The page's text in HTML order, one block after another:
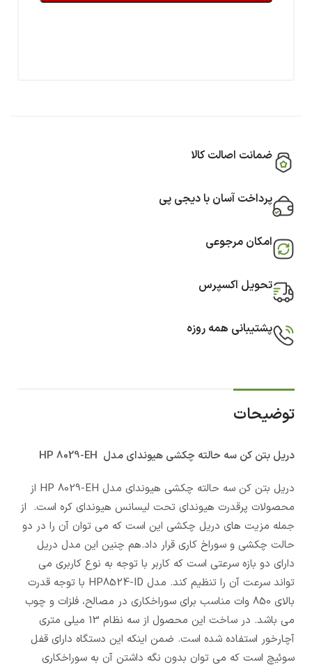
ضمانت اصالت کالا
پرداخت آسان با دیجی پی
امکان مرجوعی
تحویل اکسپرس
پشتیبانی همه روزه
توضیحات
دریل بتن کن سه حالته چکشی هیوندای مدل HP 8029-EH
دریل بتن کن سه حالته چکشی هیوندای مدل HP 8029-EH از
محصولات پرقدرت هیوندای تحت لیسانس هیوندای کره است. از
جمله مزیت های دریل چکشی این است که می توان آن را در دو
حالت چکشی و سوراخ کاری قرار داد.هم چنین این مدل دریل
دارای دو بازه سرعتی است که کاربر با توجه به نوع کاربری می
تواند سرعت آن را تنظیم کند. مدل HP8524-ID با توجه قدرت
بالای 850 وات مناسب برای سوراخکاری در مصالح، فلزات و چوب
می باشد. در ساخت این محصول از سه نظام 13 میلی متری
آچارخور استفاده شده است. ضمن اینکه این دستگاه دارای قفل
سوئیچ است که می توان بدون نگه داشتن آن به سوراخکاری